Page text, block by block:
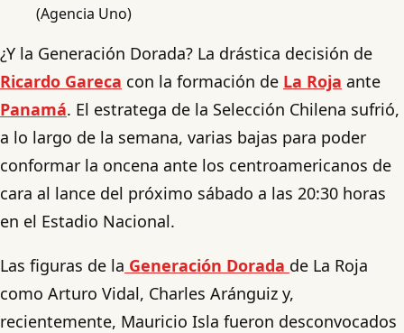
(Agencia Uno)
¿Y la Generación Dorada? La drástica decisión de
Ricardo Gareca con la formación de La Roja ante
Panamá. El estratega de la Selección Chilena sufrió,
a lo largo de la semana, varias bajas para poder
conformar la oncena ante los centroamericanos de
cara al lance del próximo sábado a las 20:30 horas
en el Estadio Nacional.
Las figuras de la Generación Dorada de La Roja
como Arturo Vidal, Charles Aránguiz y,
recientemente, Mauricio Isla fueron desconvocados